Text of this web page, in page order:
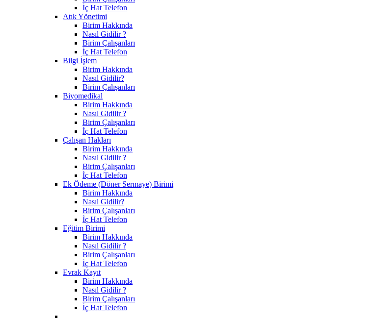
İç Hat Telefon
Atık Yönetimi
Birim Hakkında
Nasıl Gidilir ?
Birim Çalışanları
İç Hat Telefon
Bilgi İşlem
Birim Hakkında
Nasıl Gidilir?
Birim Çalışanları
Biyomedikal
Birim Hakkında
Nasıl Gidilir ?
Birim Çalışanları
İç Hat Telefon
Çalışan Hakları
Birim Hakkında
Nasıl Gidilir ?
Birim Çalışanları
İç Hat Telefon
Ek Ödeme (Döner Sermaye) Birimi
Birim Hakkında
Nasıl Gidilir?
Birim Çalışanları
İç Hat Telefon
Eğitim Birimi
Birim Hakkında
Nasıl Gidilir ?
Birim Çalışanları
İç Hat Telefon
Evrak Kayıt
Birim Hakkında
Nasıl Gidilir ?
Birim Çalışanları
İç Hat Telefon